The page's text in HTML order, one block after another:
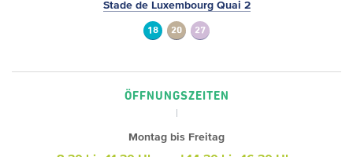
Stade de Luxembourg Quai 2
18 20 27
ÖFFNUNGSZEITEN
Montag bis Freitag